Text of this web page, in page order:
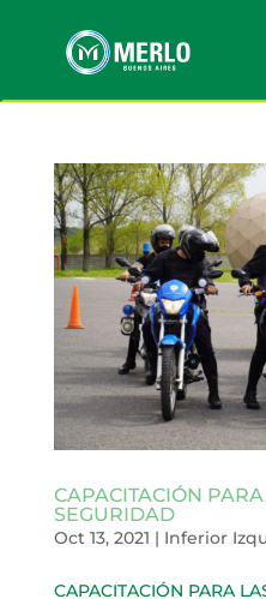
CAPACITACIÓN
SEGURIDAD
Oct 13, 2021 | Inferior
CAPACITACIÓN PARA